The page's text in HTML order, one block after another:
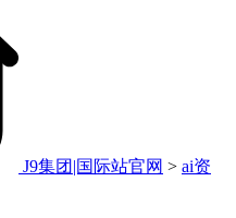
J9集团|国际站官网 > ai资